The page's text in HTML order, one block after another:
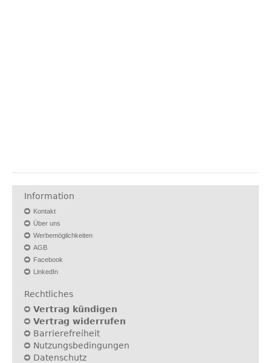
Information
Kontakt
Über uns
Werbemöglichkeiten
AGB
Facebook
LinkedIn
Rechtliches
Vertrag kündigen
Vertrag widerrufen
Barrierefreiheit
Nutzungsbedingungen
Datenschutz